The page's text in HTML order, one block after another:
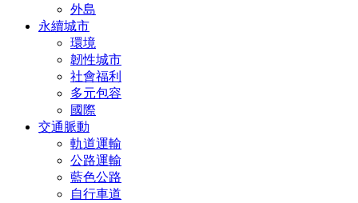
外島
永續城市
環境
韌性城市
社會福利
多元包容
國際
交通脈動
軌道運輸
公路運輸
藍色公路
自行車道